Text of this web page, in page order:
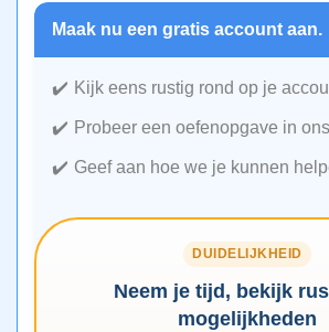
Maak nu een gratis account aan.
Kijk eens rustig rond op je
Probeer een oefenopgave in
Geef aan hoe we je kunnen
DUIDELIJKHEID
Neem je tijd, bekijk
mogelijkheden